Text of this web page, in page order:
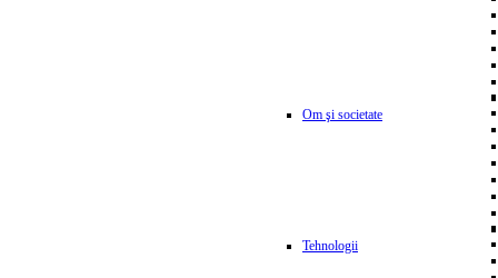
Om şi societate
Tehnologii